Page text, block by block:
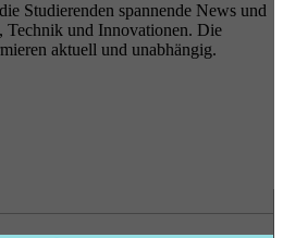
Studierenden spannende News und
Technik und Innovationen. Die
aktuell und unabhängig.